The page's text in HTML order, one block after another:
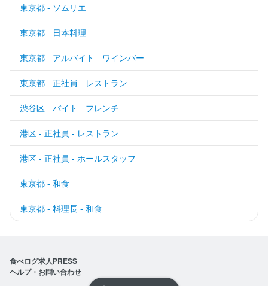
東京都 - ソムリエ
東京都 - 日本料理
東京都 - アルバイト - ワインバー
東京都 - 正社員 - レストラン
渋谷区 - バイト - フレンチ
港区 - 正社員 - レストラン
港区 - 正社員 - ホールスタッフ
東京都 - 和食
東京都 - 料理長 - 和食
食べログ求人PRESS
ヘルプ・お問い合わせ